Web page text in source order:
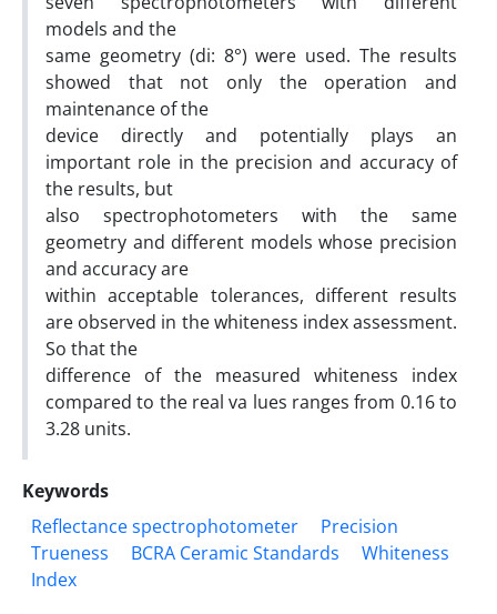
models and the
same geometry (di: 8°) were used. The results
showed that not only the operation and
maintenance of the
device directly and potentially plays an
important role in the precision and accuracy of
the results, but
also spectrophotometers with the same
geometry and different models whose precision
and accuracy are
within acceptable tolerances, different results
are observed in the whiteness index assessment.
So that the
difference of the measured whiteness index
compared to the real va lues ranges from 0.16 to
3.28 units.
Keywords
Reflectance spectrophotometer
Precision
Trueness
BCRA Ceramic Standards
Whiteness
Index